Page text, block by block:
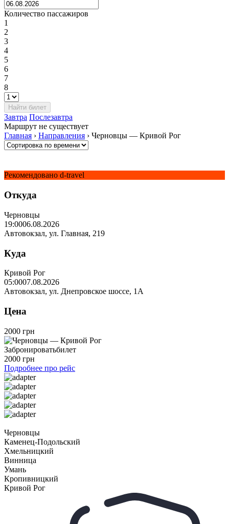
Количество пассажиров
1
2
3
4
5
6
7
8
Завтра Послезавтра
Маршрут не существует
Главная › Направления › Черновцы — Кривой Рог
Рекомендовано d-travel
Откуда
Черновцы
19:0006.08.2026
Автовокзал, ул. Главная, 219
Куда
Кривой Рог
05:0007.08.2026
Автовокзал, ул. Днепровское шоссе, 1А
Цена
2000 грн
Забронироватьбилет
2000 грн
Подробнее про рейс
Черновцы
Каменец-Подольский
Хмельницкий
Винница
Умань
Кропивницкий
Кривой Рог